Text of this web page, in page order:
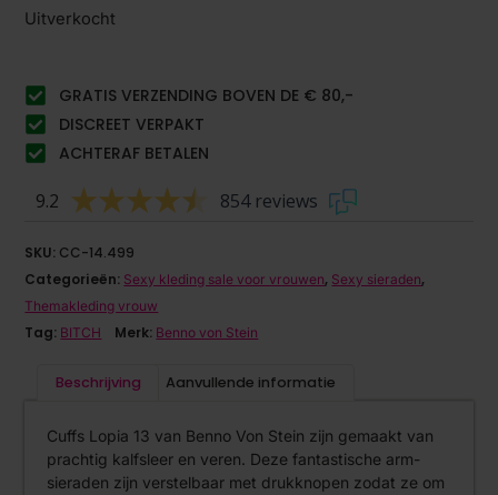
Uitverkocht
GRATIS VERZENDING BOVEN DE € 80,-
DISCREET VERPAKT
ACHTERAF BETALEN
9.2 854 reviews
SKU: CC-14.499
Categorieën: Sexy kleding sale voor vrouwen, Sexy sieraden,
Themakleding vrouw
Tag: BITCH Merk: Benno von Stein
Beschrijving Aanvullende informatie
Cuffs Lopia 13 van Benno Von Stein zijn gemaakt van
prachtig kalfsleer en veren. Deze fantastische arm-
sieraden zijn verstelbaar met drukknopen zodat ze om